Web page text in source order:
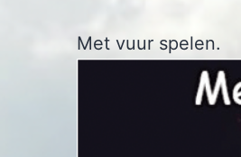
Met vuur spelen.